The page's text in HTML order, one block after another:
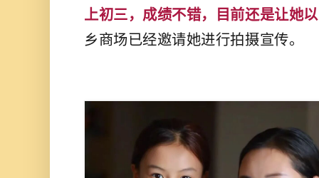
上初三，成绩不错，目前还是让她
乡商场已经邀请她进行拍摄宣传。